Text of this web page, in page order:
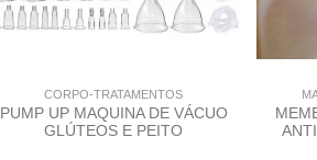
CORPO-TRATAMENTOS
PUMP UP MAQUINA DE VÁCUO
GLÚTEOS E PEITO